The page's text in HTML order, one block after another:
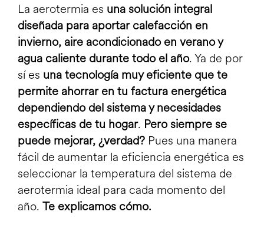
La aerotermia es una solución integral
diseñada para aportar calefacción en
invierno, aire acondicionado en verano y
agua caliente durante todo el año. Ya de por
sí es una tecnología muy eficiente que te
permite ahorrar en tu factura energética
dependiendo del sistema y necesidades
específicas de tu hogar. Pero siempre se
puede mejorar, ¿verdad? Pues una manera
fácil de aumentar la eficiencia energética es
seleccionar la temperatura del sistema de
aerotermia ideal para cada momento del
año. Te explicamos cómo.